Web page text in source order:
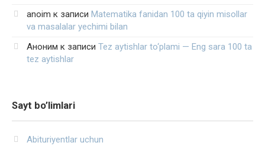
anoim к записи Matematika fanidan 100 ta qiyin misollar
va masalalar yechimi bilan
Аноним к записи Tez aytishlar to‘plami — Eng sara 100 ta
tez aytishlar
Sayt bo’limlari
Abituriyentlar uchun